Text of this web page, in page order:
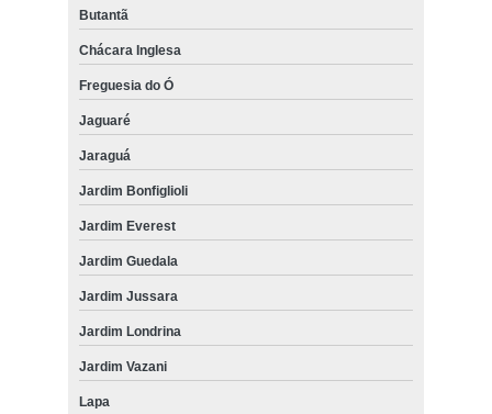
Butantã
Chácara Inglesa
Freguesia do Ó
Jaguaré
Jaraguá
Jardim Bonfiglioli
Jardim Everest
Jardim Guedala
Jardim Jussara
Jardim Londrina
Jardim Vazani
Lapa